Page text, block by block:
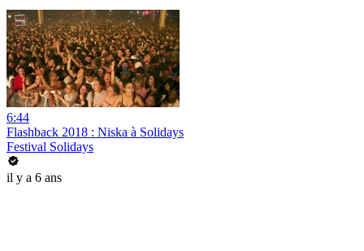
6:44
Flashback 2018 : Niska à Solidays
Festival Solidays
il y a 6 ans